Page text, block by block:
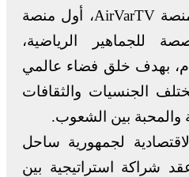
عن الإطلاق الرسمي لمنصة AirVarTV، أول منصة
للجماهير الرياضية،
بهدف خلق فضاء عالمي
الجنسيات والثقافات
والمحبة بين الشعوب.
لجمهورية ساحل
عقد شراكة استراتيجية بين